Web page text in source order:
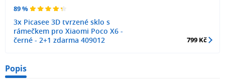
89 %
3x Picasee 3D tvrzené sklo s
rámečkem pro Xiaomi Poco X6 -
černé - 2+1 zdarma 409012
799 Kč
Popis